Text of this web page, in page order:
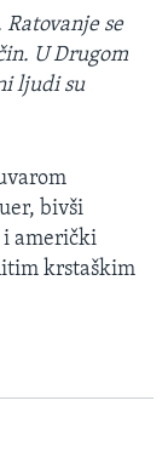
se
U Drugom
ljudi su
bivši
i američki
krstaškim